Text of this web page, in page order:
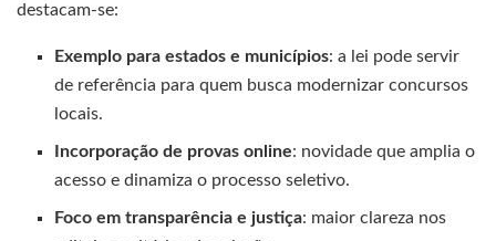
destacam-se:
Exemplo para estados e municípios: a lei pode servir
de referência para quem busca modernizar concursos
locais.
Incorporação de provas online: novidade que amplia o
acesso e dinamiza o processo seletivo.
Foco em transparência e justiça: maior clareza nos